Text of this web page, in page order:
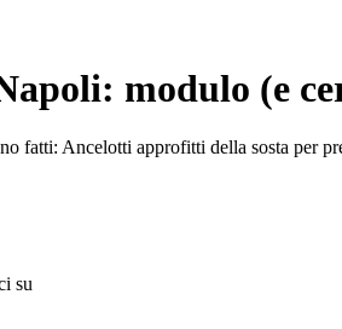
modulo (e
fatti: Ancelotti approfitti della sosta per
su